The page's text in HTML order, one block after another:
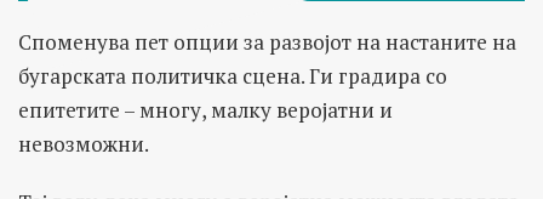
Споменува пет опции за развојот на настаните на
бугарската политичка сцена. Ги градира со
епитетите – многу, малку веројатни и
невозможни.